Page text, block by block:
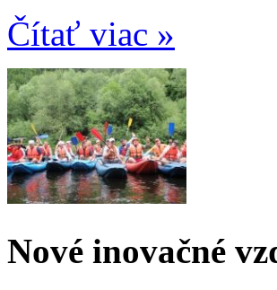
Čítať viac »
Nové inovačné